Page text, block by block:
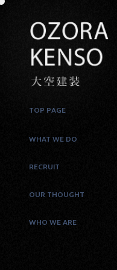
TOP PAGE
WHAT WE DO
RECRUIT
OUR THOUGHT
WHO WE ARE